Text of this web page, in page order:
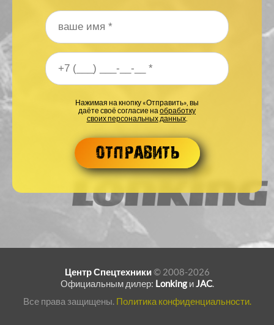
Ваше имя*
Ваш номер телефона*
Нажимая на кнопку «Отправить», вы
даёте своё согласие наобработку
своих персональных данных.
Центр Спецтехники© 2008-2026
Официальным дилер: LonkingиJAC.
Все права защищены. Политика конфиденциальности.